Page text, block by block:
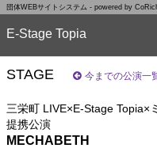
団体WEBサイトシステム - powered by
E-Stage Topia
STAGE 今までの公演一
三栄町 LIVE×E-Stage
提携公演
MECHABETH